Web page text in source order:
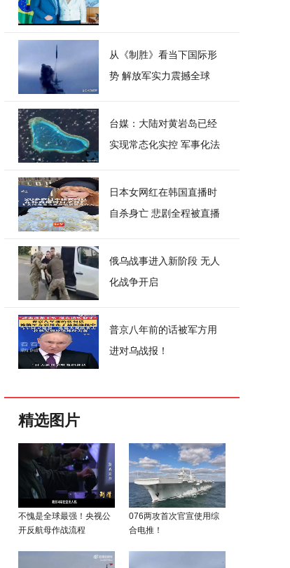
从《制胜》看当下国际形
势 解放军实力震撼全球
台媒：大陆对黄岩岛已经
实现常态化实控 军事化法
日本女网红在韩国直播时
自杀身亡 悲剧全程被直播
俄乌战事进入新阶段 无人
化战争开启
普京八年前的话被军方用
进对乌战报！
精选图片
不愧是全球最强！央视公
开反航母作战流程
076两攻首次官宣使用综
合电推！